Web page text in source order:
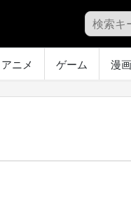
アニメ ゲーム 漫画